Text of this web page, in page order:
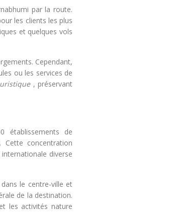
par la route.
les clients les plus
et quelques vols
Cependant,
ou les services de
, préservant
établissements de
concentration
diverse
le centre-ville et
de la destination.
les activités nature